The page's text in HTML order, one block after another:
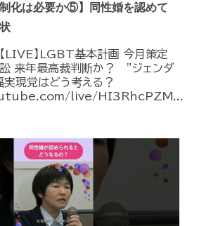
制化は必要か⑤】同性婚を認めて
】LGBT基本計画 今月策定
来年最高裁判断か？ ”ジェンダ
現党はどう考える？
live/HI3RhcPZM...